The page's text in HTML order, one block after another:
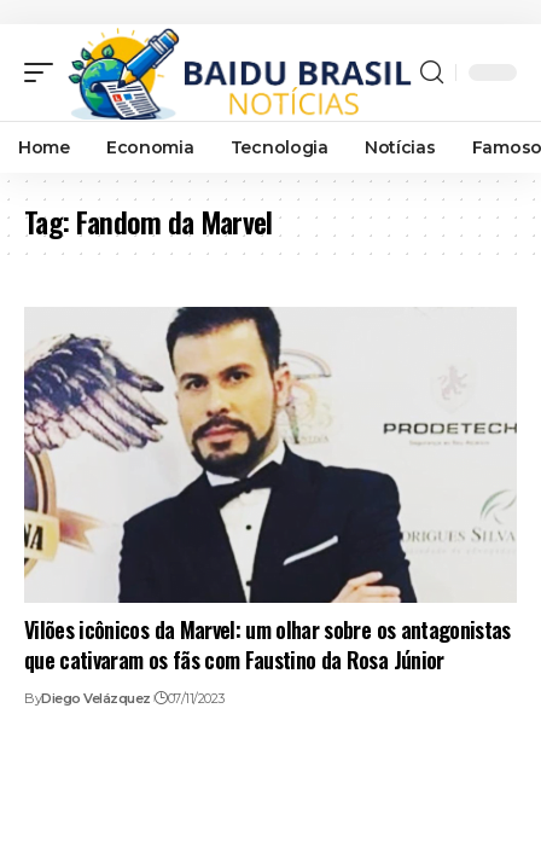
Home Economia Tecnologia Notícias
Tag:Fandom da Marvel
Vilões icônicos da Marvel: um olhar sobre os antagonistas
que cativaram os fãs com Faustino da Rosa Júnior
ByDiego Velázquez 07/11/2023